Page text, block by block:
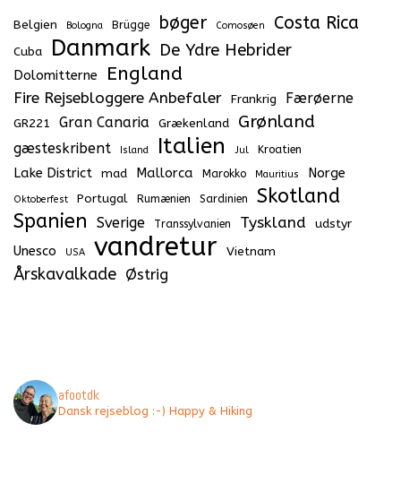
Belgien Bologna Brügge bøger Comosøen Costa Rica
Cuba Danmark De Ydre Hebrider
Dolomitterne England
Fire Rejsebloggere Anbefaler Frankrig Færøerne
GR221 Gran Canaria Grækenland Grønland
gæsteskribent Island Italien Jul Kroatien
Lake District mad Mallorca Marokko Mauritius Norge
Oktoberfest Portugal Rumænien Sardinien
Skotland
Spanien
Sverige Transsylvanien Tyskland udstyr
Unesco USA vandretur Vietnam
Årskavalkade Østrig
afootdk
Dansk rejseblog :-) Happy & Hiking